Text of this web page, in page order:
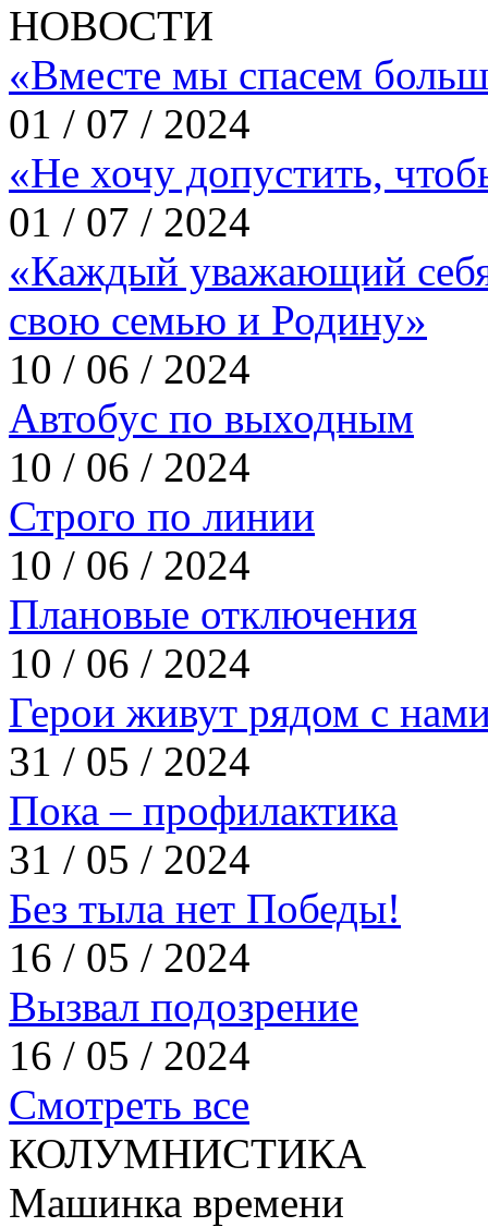
НОВОСТИ
«Вместе мы спасем
01 / 07 / 2024
«Не хочу допустить,
01 / 07 / 2024
«Каждый уважающий
свою семью и Родину»
10 / 06 / 2024
Автобус по выходным
10 / 06 / 2024
Строго по линии
10 / 06 / 2024
Плановые отключения
10 / 06 / 2024
Герои живут рядом с
31 / 05 / 2024
Пока – профилактика
31 / 05 / 2024
Без тыла нет Победы!
16 / 05 / 2024
Вызвал подозрение
16 / 05 / 2024
Смотреть все
КОЛУМНИСТИКА
Машинка времени